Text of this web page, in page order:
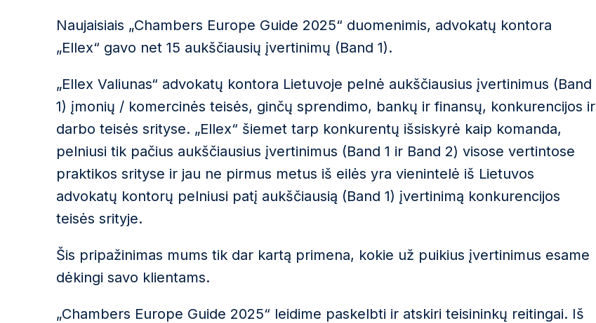
Naujaisiais „Chambers Europe Guide 2025“ duomenimis, advokatų kontora
„Ellex“ gavo net 15 aukščiausių įvertinimų (Band 1).
„Ellex Valiunas“ advokatų kontora Lietuvoje pelnė aukščiausius įvertinimus (Band
1) įmonių / komercinės teisės, ginčų sprendimo, bankų ir finansų, konkurencijos ir
darbo teisės srityse. „Ellex“ šiemet tarp konkurentų išsiskyrė kaip komanda,
pelniusi tik pačius aukščiausius įvertinimus (Band 1 ir Band 2) visose vertintose
praktikos srityse ir jau ne pirmus metus iš eilės yra vienintelė iš Lietuvos
advokatų kontorų pelniusi patį aukščiausią (Band 1) įvertinimą konkurencijos
teisės srityje.
Šis pripažinimas mums tik dar kartą primena, kokie už puikius įvertinimus esame
dėkingi savo klientams.
„Chambers Europe Guide 2025“ leidime paskelbti ir atskiri teisininkų reitingai. Iš